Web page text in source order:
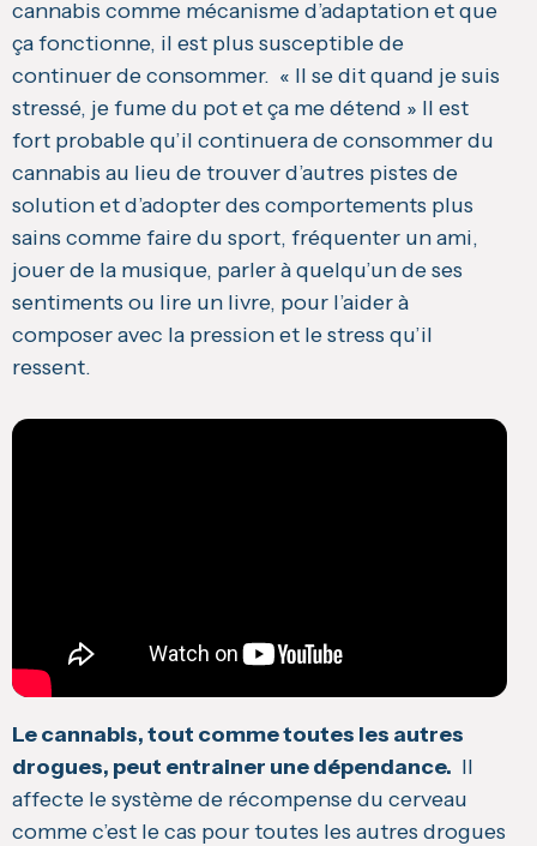
cannabis comme mécanisme d’adaptation et que
ça fonctionne, il est plus susceptible de
continuer de consommer. « Il se dit quand je suis
stressé, je fume du pot et ça me détend » Il est
fort probable qu’il continuera de consommer du
cannabis au lieu de trouver d’autres pistes de
solution et d’adopter des comportements plus
sains comme faire du sport, fréquenter un ami,
jouer de la musique, parler à quelqu’un de ses
sentiments ou lire un livre, pour l’aider à
composer avec la pression et le stress qu’il
ressent.
Le cannabis, tout comme toutes les autres
drogues, peut entrainer une dépendance. Il
affecte le système de récompense du cerveau
comme c’est le cas pour toutes les autres drogues